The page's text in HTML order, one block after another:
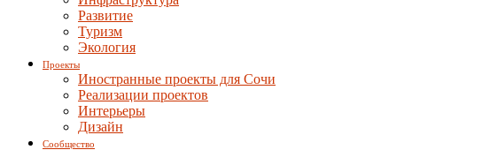
Развитие
Туризм
Экология
Проекты
Иностранные проекты для Сочи
Реализации проектов
Интерьеры
Дизайн
Сообщество